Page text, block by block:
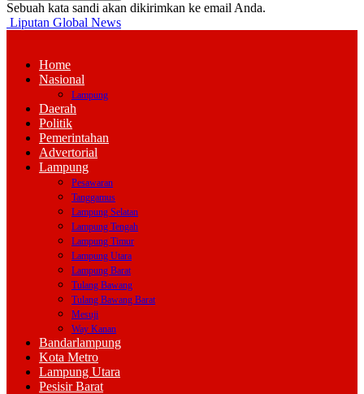
Sebuah kata sandi akan dikirimkan ke email Anda.
Liputan Global News
Home
Nasional
Lampung
Daerah
Politik
Pemerintahan
Advertorial
Lampung
Pesawaran
Tanggamus
Lampung Selatan
Lampung Tengah
Lampung Timur
Lampung Utara
Lampung Barat
Tulang Bawang
Tulang Bawang Barat
Mesuji
Way Kanan
Bandarlampung
Kota Metro
Lampung Utara
Pesisir Barat